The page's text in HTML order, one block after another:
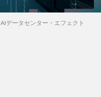
AIデータセンター・エフェクト